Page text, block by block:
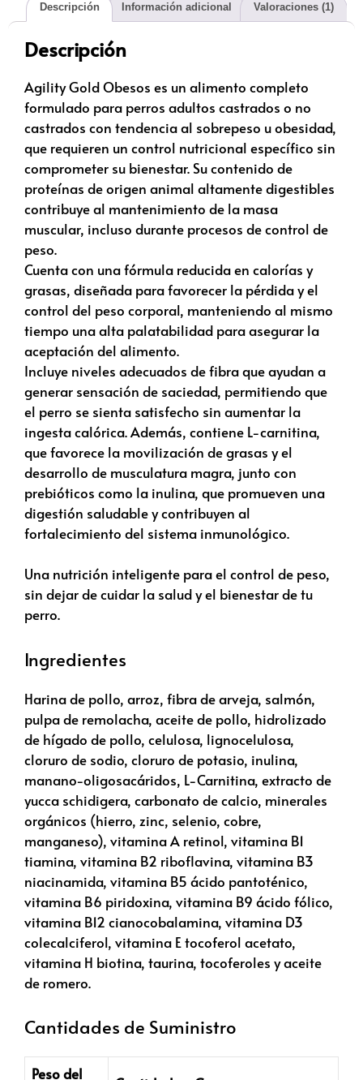
Descripción Información adicional Valoraciones (1)
Descripción
Agility Gold Obesos es un alimento completo
formulado para perros adultos castrados o no
castrados con tendencia al sobrepeso u obesidad,
que requieren un control nutricional específico sin
comprometer su bienestar. Su contenido de
proteínas de origen animal altamente digestibles
contribuye al mantenimiento de la masa
muscular, incluso durante procesos de control de
peso.
Cuenta con una fórmula reducida en calorías y
grasas, diseñada para favorecer la pérdida y el
control del peso corporal, manteniendo al mismo
tiempo una alta palatabilidad para asegurar la
aceptación del alimento.
Incluye niveles adecuados de fibra que ayudan a
generar sensación de saciedad, permitiendo que
el perro se sienta satisfecho sin aumentar la
ingesta calórica. Además, contiene L-carnitina,
que favorece la movilización de grasas y el
desarrollo de musculatura magra, junto con
prebióticos como la inulina, que promueven una
digestión saludable y contribuyen al
fortalecimiento del sistema inmunológico.
Una nutrición inteligente para el control de peso,
sin dejar de cuidar la salud y el bienestar de tu
perro.
Ingredientes
Harina de pollo, arroz, fibra de arveja, salmón,
pulpa de remolacha, aceite de pollo, hidrolizado
de hígado de pollo, celulosa, lignocelulosa,
cloruro de sodio, cloruro de potasio, inulina,
manano-oligosacáridos, L-Carnitina, extracto de
yucca schidigera, carbonato de calcio, minerales
orgánicos (hierro, zinc, selenio, cobre,
manganeso), vitamina A retinol, vitamina B1
tiamina, vitamina B2 riboflavina, vitamina B3
niacinamida, vitamina B5 ácido pantoténico,
vitamina B6 piridoxina, vitamina B9 ácido fólico,
vitamina B12 cianocobalamina, vitamina D3
colecalciferol, vitamina E tocoferol acetato,
vitamina H biotina, taurina, tocoferoles y aceite
de romero.
Cantidades de Suministro
Peso del